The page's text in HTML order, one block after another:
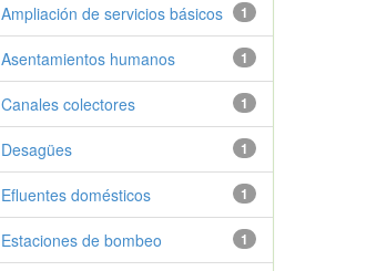
1
Ampliación de servicios básicos
1
Asentamientos humanos
1
Canales colectores
1
Desagües
1
Efluentes domésticos
1
Estaciones de bombeo